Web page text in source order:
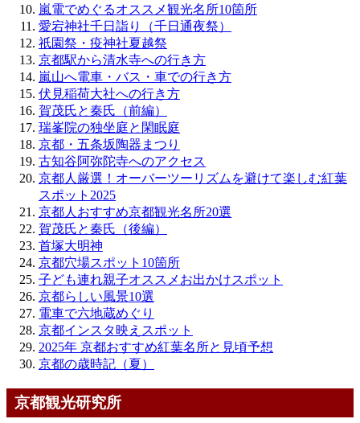
嵐電でめぐるオススメ観光名所10箇所
愛宕神社千日詣り（千日通夜祭）
祇園祭・疫神社夏越祭
京都駅から清水寺への行き方
嵐山へ電車・バス・車での行き方
伏見稲荷大社への行き方
賀茂氏と秦氏（前編）
瑞峯院の独坐庭と閑眠庭
京都・五条坂陶器まつり
古知谷阿弥陀寺へのアクセス
京都人厳選！オーバーツーリズムを避けて楽しむ紅葉
スポット2025
京都人おすすめ京都観光名所20選
賀茂氏と秦氏（後編）
首塚大明神
京都穴場スポット10箇所
子ども連れ親子オススメお出かけスポット
京都らしい風景10選
電車で六地蔵めぐり
京都インスタ映えスポット
2025年 京都おすすめ紅葉名所と見頃予想
京都の歳時記（夏）
京都観光研究所